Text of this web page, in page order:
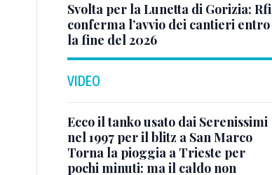
Svolta per la Lunetta di Gorizia: Rfi
conferma l’avvio dei cantieri entro
la fine del 2026
VIDEO
Ecco il tanko usato dai Serenissimi
nel 1997 per il blitz a San Marco
Torna la pioggia a Trieste per
pochi minuti: ma il caldo non